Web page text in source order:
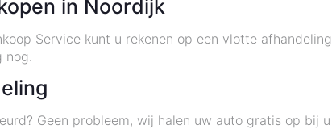
in Noordijk
Service kunt u rekenen op een vlotte
nog.
Geen probleem, wij halen uw auto gratis op bij